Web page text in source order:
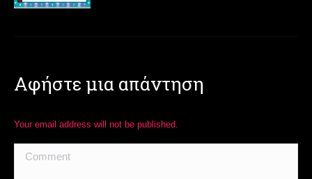
Αφήστε μια απάντηση
Your email address will not be published.
Comment